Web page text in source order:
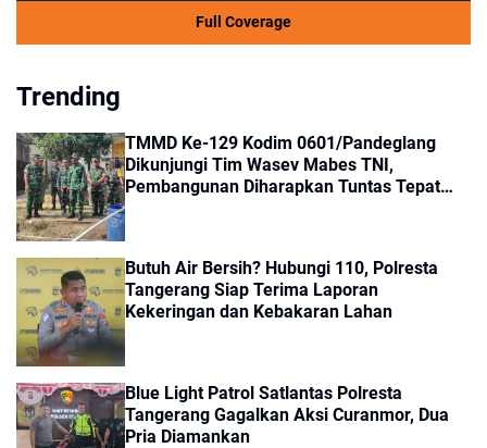
Full Coverage
Trending
TMMD Ke-129 Kodim 0601/Pandeglang
Dikunjungi Tim Wasev Mabes TNI,
Pembangunan Diharapkan Tuntas Tepat
Butuh Air Bersih? Hubungi 110, Polresta
Tangerang Siap Terima Laporan
Kekeringan dan Kebakaran Lahan
Blue Light Patrol Satlantas Polresta
Tangerang Gagalkan Aksi Curanmor, Dua
Pria Diamankan